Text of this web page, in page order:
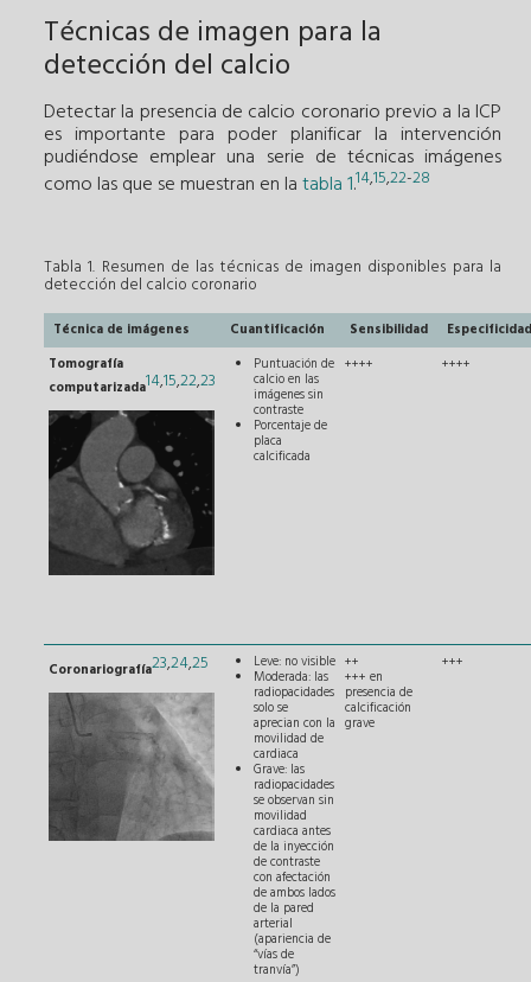
Técnicas de imagen para la
detección del calcio
Detectar la presencia de calcio coronario previo a la ICP
es importante para poder planificar la intervención
pudiéndose emplear una serie de técnicas imágenes
como las que se muestran en latabla 1.14,15,22-28
Tabla 1. Resumen de las técnicas de imagen disponibles para la
detección del calcio coronario
Técnica de imágenes Cuantificación Sensibilidad
Especificidad
Tomografía
computarizada14,15,22,23
Puntuación de
calcio en las
imágenes sin
contraste
Porcentaje de
placa
calcificada
++++ ++++
Coronariografía23,24,25 Leve: no visible
Moderada: las
radiopacidades
solo se
aprecian con la
movilidad de
cardiaca
Grave: las
radiopacidades
se observan sin
movilidad
cardiaca antes
de la inyección
de contraste
con afectación
de ambos lados
de la pared
arterial
(apariencia de
“vías de
tranvía”)
++
+++ en
presencia de
calcificación
grave
+++